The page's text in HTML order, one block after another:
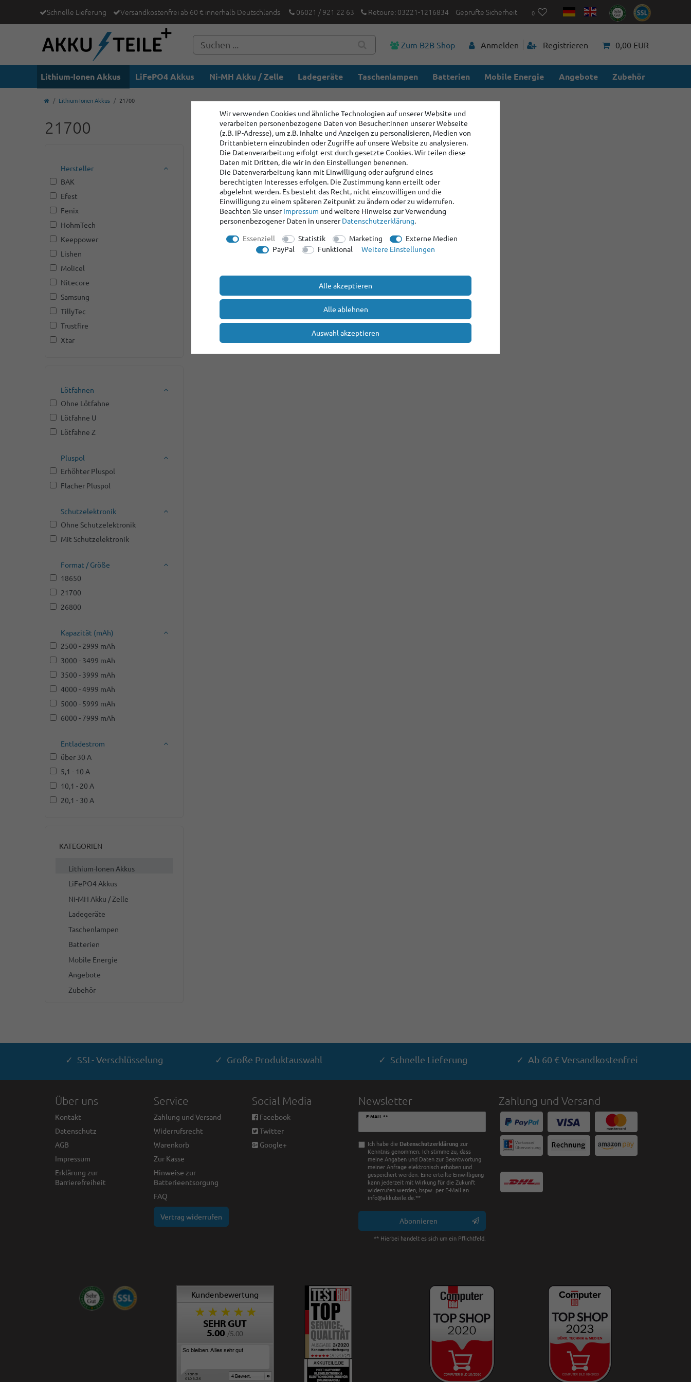
Schnelle Lieferung Versandkostenfrei ab 60 € innerhalb Deutschlands 06021 / 921 22 63 Retoure: 03221-1216834 Geprüfte Sicherheit 0
Zum B2B Shop Anmelden Registrieren 0,00 EUR
Lithium-Ionen Akkus LiFePO4 Akkus Ni-MH Akku / Zelle Ladegeräte Taschenlampen Batterien Mobile Energie Angebote Zubehör
Lithium-Ionen Akkus 21700
21700
Hersteller
BAK
Efest
Fenix
HohmTech
Keeppower
Lishen
Molicel
Nitecore
Samsung
TillyTec
Trustfire
Xtar
Lötfahnen
Ohne Lötfahne
Lötfahne U
Lötfahne Z
Pluspol
Erhöhter Pluspol
Flacher Pluspol
Schutzelektronik
Ohne Schutzelektronik
Mit Schutzelektronik
Format / Größe
18650
21700
26800
Kapazität (mAh)
2500 - 2999 mAh
3000 - 3499 mAh
3500 - 3999 mAh
4000 - 4999 mAh
5000 - 5999 mAh
6000 - 7999 mAh
Entladestrom
über 30 A
5,1 - 10 A
10,1 - 20 A
20,1 - 30 A
KATEGORIEN
Lithium-Ionen Akkus
LiFePO4 Akkus
Ni-MH Akku / Zelle
Ladegeräte
Taschenlampen
Batterien
Mobile Energie
Angebote
Zubehör
✓ SSL- Verschlüsselung ✓ Große Produktauswahl ✓ Schnelle Lieferung ✓ Ab 60 € Versandkostenfrei
Wir verwenden Cookies und ähnliche Technologien auf unserer Website und
verarbeiten personenbezogene Daten von Besucher:innen unserer Webseite
(z.B. IP-Adresse), um z.B. Inhalte und Anzeigen zu personalisieren, Medien von
Drittanbietern einzubinden oder Zugriffe auf unsere Website zu analysieren.
Die Datenverarbeitung erfolgt erst durch gesetzte Cookies. Wir teilen diese
Daten mit Dritten, die wir in den Einstellungen benennen.
Die Datenverarbeitung kann mit Einwilligung oder aufgrund eines
berechtigten Interesses erfolgen. Die Zustimmung kann erteilt oder
abgelehnt werden. Es besteht das Recht, nicht einzuwilligen und die
Einwilligung zu einem späteren Zeitpunkt zu ändern oder zu widerrufen.
Beachten Sie unserImpressum und weitere Hinweise zur Verwendung
personenbezogener Daten in unsererDaten­schutz­erklärung.
Essenziell
Statistik Marketing
Externe Medien
PayPal
Funktional Weitere Einstellungen
Alle akzeptieren
Alle ablehnen
Auswahl akzeptieren
Über uns
Kontakt
Datenschutz
AGB
Impressum
Erklärung zur
Barrierefreiheit
Service
Zahlung und Versand
Widerrufsrecht
Warenkorb
Zur Kasse
Hinweise zur
Batterieentsorgung
FAQ
Vertrag widerrufen
Social Media
Facebook
Twitter
Google+
Newsletter
E-MAIL **
Newsletter
Ich habe die Daten­schutz­erklärung zur
Kenntnis genommen. Ich stimme zu, dass
meine Angaben und Daten zur Beantwortung
meiner Anfrage elektronisch erhoben und
gespeichert werden. Eine erteilte Einwilligung
kann jederzeit mit Wirkung für die Zukunft
widerrufen werden, bspw. per E-Mail an
info@akkuteile.de.**
Abonnieren
** Hierbei handelt es sich um ein Pflichtfeld.
Zahlung und Versand